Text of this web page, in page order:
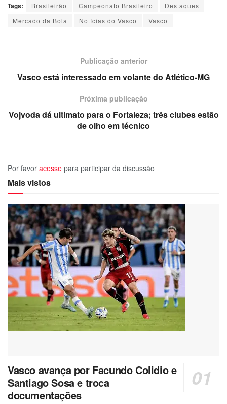
Tags: Brasileirão Campeonato Brasileiro
Destaques
Mercado da Bola
Notícias do Vasco Vasco
Publicação anterior
Vasco está interessado em volante do Atlético-MG
Próxima publicação
Vojvoda dá ultimato para o Fortaleza; três clubes estão
de olho em técnico
Por favor acesse para participar da discussão
Mais vistos
Vasco avança por Facundo Colidio e
Santiago Sosa e troca
documentações